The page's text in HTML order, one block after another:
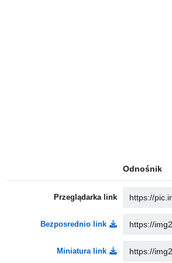
Odnośnik
Przeglądarka link
Bezposrednio link
Miniatura link